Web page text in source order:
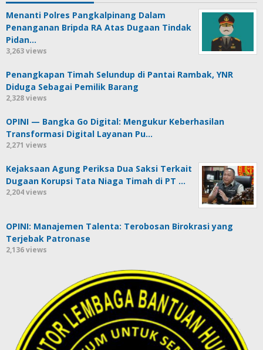
Menanti Polres Pangkalpinang Dalam
Penanganan Bripda RA Atas Dugaan Tindak
Pidan…
3,263 views
Penangkapan Timah Selundup di Pantai Rambak, YNR
Diduga Sebagai Pemilik Barang
2,328 views
OPINI — Bangka Go Digital: Mengukur Keberhasilan
Transformasi Digital Layanan Pu…
2,271 views
Kejaksaan Agung Periksa Dua Saksi Terkait
Dugaan Korupsi Tata Niaga Timah di PT …
2,204 views
OPINI: Manajemen Talenta: Terobosan Birokrasi yang
Terjebak Patronase
2,136 views